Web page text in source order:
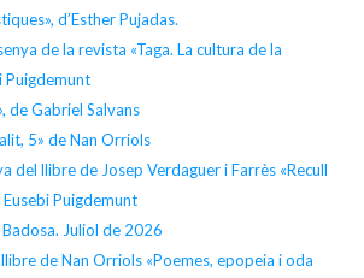
d’Esther Pujadas.
de la revista «Taga. La cultura de la
Puigdemunt
de Gabriel Salvans
5» de Nan Orriols
del llibre de Josep Verdaguer i Farrès «Recull
Puigdemunt
Badosa. Juliol de 2026
de Nan Orriols «Poemes, epopeia i oda